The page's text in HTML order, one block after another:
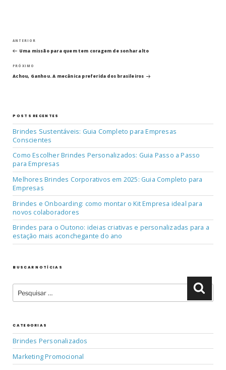
Navegação
de
Post
Post
anterior
ANTERIOR
Uma missão para quem tem coragem de sonhar alto
Próximo
post
PRÓXIMO
Achou, Ganhou. A mecânica preferida dos brasileiros
POSTS RECENTES
Brindes Sustentáveis: Guia Completo para Empresas
Conscientes
Como Escolher Brindes Personalizados: Guia Passo a Passo
para Empresas
Melhores Brindes Corporativos em 2025: Guia Completo para
Empresas
Brindes e Onboarding: como montar o Kit Empresa ideal para
novos colaboradores
Brindes para o Outono: ideias criativas e personalizadas para a
estação mais aconchegante do ano
BUSCAR NOTÍCIAS
CATEGORIAS
Brindes Personalizados
Marketing Promocional